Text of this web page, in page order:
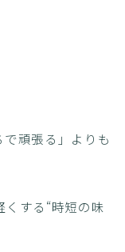
頑張る」よりも
する“時短の味